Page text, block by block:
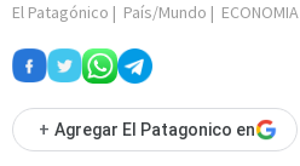
El Patagónico | País/Mundo | ECONOMIA
+ Agregar El Patagonico en